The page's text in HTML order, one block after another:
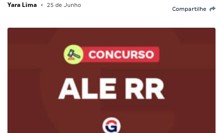
Yara Lima • 25 de Junho
Compartilhe